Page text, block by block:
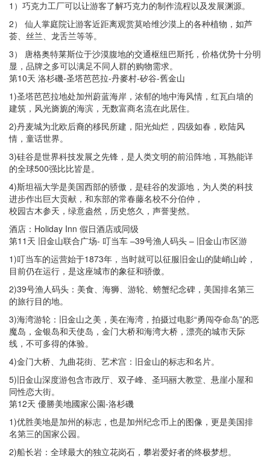
1）巧克力工厂可以让游客了解巧克力的制作流程以及发展渊源。
2） 仙人掌庭院让游客近距离观赏莫哈维沙漠上的各种植物，如芦
荟、丝兰、龙舌兰等等。
3） 唐格奥特莱斯位于沙漠腹地的交通枢纽巴斯托，价格优势十分明
显，品牌之多可以满足不同人群的购物需求。
第10天 洛杉磯-圣塔芭芭拉-丹麥村-矽谷-舊金山
1)圣塔芭芭拉地处加州蔚蓝海岸，浓郁的地中海风情，红瓦白墙的
建筑，风光旖旎的海滨，无数富商名流在此居住。
2)丹麦城为北欧后裔的移民所建，阳光灿烂，四级如春，欧陆风
情，童话世界。
3)硅谷是世界科技发展之先锋，是人类文明的前沿阵地，耳熟能详
的全球500强比比皆是。
4)斯坦福大学是美国西部的骄傲，是硅谷的发源地，为人类的科技
进步作出巨大贡献，和东部的常春藤名校不分伯仲，
校园古木参天，绿意盎然，历史悠久，声誉斐然。
酒店：Holiday Inn 假日酒店或同级
第11天 旧金山联合广场- 叮当车 –39号渔人码头 – 旧金山市区游
1)叮当车的运营始于1873年，当时就可以征服旧金山的陡峭山岭，
目前仍在运行，是这座城市的象征和骄傲。
2)39号渔人码头：美食、海狮、游轮、螃蟹纪念碑，美国排名第三
的旅行目的地。
3)海湾游轮：旧金山之美，美在海湾，拍摄过电影“勇闯夺命岛”的恶
魔岛，金银岛和天使岛，金门大桥和海湾大桥，漂亮的城市天际
线，不可多得的体验。
4)金门大桥、九曲花街、艺术宫：旧金山的标志和名片。
5)旧金山深度游包含市政厅、双子峰、圣玛丽大教堂、悬崖小屋和
同性恋大街。
第12天 優勝美地國家公園-洛杉磯
1)优胜美地是加州的标志，也是加州纪念币上的图像，更是美国排
名第三的国家公园。
2)船长岩：全球最大的独立花岗石，攀岩爱好者的终极梦想。